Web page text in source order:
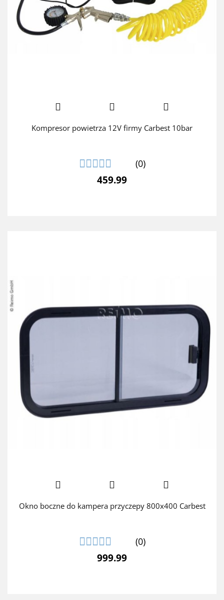
Kompresor powietrza 12V firmy Carbest 10bar
(0)
459.99
Okno boczne do kampera przyczepy 800x400 Carbest
(0)
999.99